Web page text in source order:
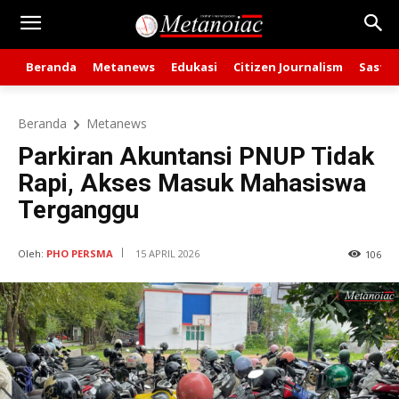
Beranda Metanews Edukasi Citizen Journalism Sastra
Beranda Metanews
Parkiran Akuntansi PNUP Tidak
Rapi, Akses Masuk Mahasiswa
Terganggu
106
Oleh: PHO PERSMA 15 APRIL 2026